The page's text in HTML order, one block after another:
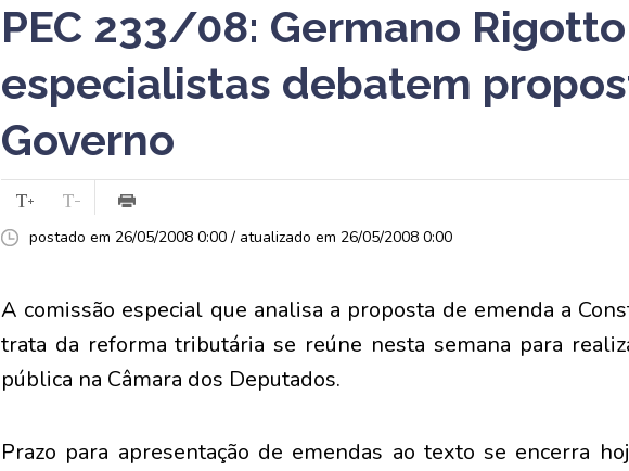
PEC 233/08: Germano
especialistas debatem
Governo
postado em 26/05/2008 0:00 / atualizado em 26/05/2008 0:00
A comissão especial que analisa a proposta de emenda a
trata da reforma tributária se reúne nesta semana para
pública na Câmara dos Deputados.
Prazo para apresentação de emendas ao texto se encerra